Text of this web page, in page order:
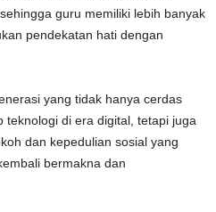
guru memiliki lebih banyak
pendekatan hati dengan
yang tidak hanya cerdas
teknologi di era digital, tetapi juga
dan kepedulian sosial yang
bermakna dan